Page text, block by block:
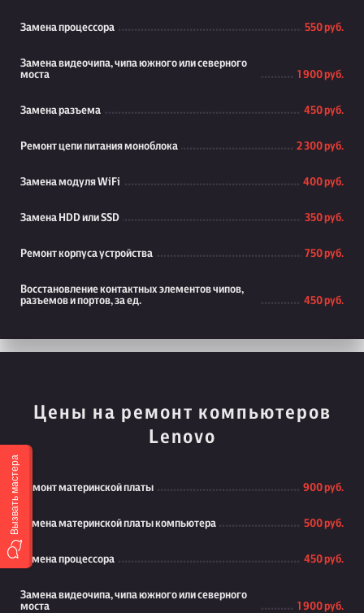
Замена процессора 550 руб.
Замена видеочипа, чипа южного или северного
моста
1 900 руб.
Замена разъема 450 руб.
Ремонт цепи питания моноблока 2 300 руб.
Замена модуля WiFi 400 руб.
Замена HDD или SSD 350 руб.
Ремонт корпуса устройства 750 руб.
Восстановление контактных элементов чипов,
разъемов и портов, за ед.
450 руб.
Цены на ремонт компьютеров
Lenovo
Ремонт материнской платы 900 руб.
Замена материнской платы компьютера 500 руб.
Замена процессора 450 руб.
Замена видеочипа, чипа южного или северного
моста
1 900 руб.
Вызвать мастера